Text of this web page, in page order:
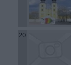
20